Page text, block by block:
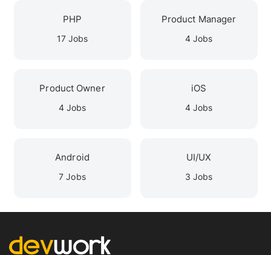
PHP
17 Jobs
Product Manager
4 Jobs
Product Owner
4 Jobs
iOS
4 Jobs
Android
7 Jobs
UI/UX
3 Jobs